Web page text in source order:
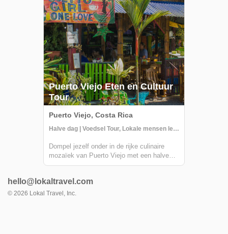
krijgen i...
Puerto Viejo Eten en Cultuur
Tour
Puerto Viejo, Costa Rica
Halve dag | Voedsel Tour, Lokale mensen leren kennen, Wandeltochten
Dompel jezelf onder in de rijke culinaire
mozaïek van Puerto Viejo met een halve
dag food- en cultuurtocht aangeboden door
zes proeverijlocaties. Deze reis door de
smaken van de zuidelijke Cariben is niet...
hello@lokaltravel.com
© 2026 Lokal Travel, Inc.